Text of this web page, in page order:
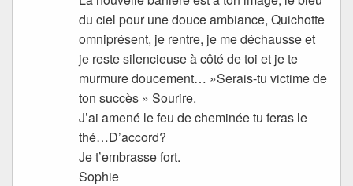
du ciel pour une douce ambiance, Quichotte
omniprésent, je rentre, je me déchausse et
je reste silencieuse à côté de toi et je te
murmure doucement… »Serais-tu victime de
ton succès » Sourire.
J’ai amené le feu de cheminée tu feras le
thé…D’accord?
Je t’embrasse fort.
Sophie